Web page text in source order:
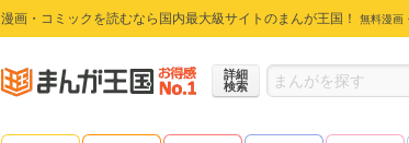
漫画・コミックを読むなら国内最大級サイトのまんが王国！ 無料漫画
詳細
検索